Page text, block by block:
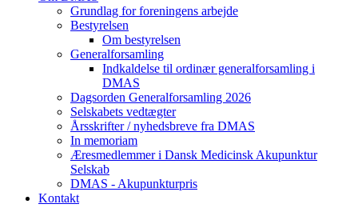
Grundlag for foreningens arbejde
Bestyrelsen
Om bestyrelsen
Generalforsamling
Indkaldelse til ordinær generalforsamling i
DMAS
Dagsorden Generalforsamling 2026
Selskabets vedtægter
Årsskrifter / nyhedsbreve fra DMAS
In memoriam
Æresmedlemmer i Dansk Medicinsk Akupunktur
Selskab
DMAS - Akupunkturpris
Kontakt